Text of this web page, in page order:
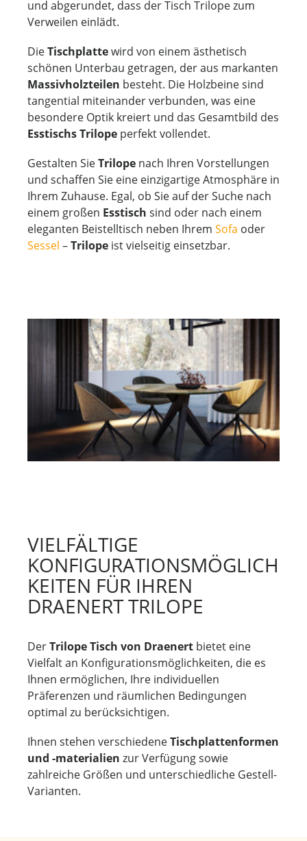
und abgerundet, dass der Tisch Trilope zum
Verweilen einlädt.
DieTischplattewird von einem ästhetisch
schönen Unterbau getragen, der aus markanten
Massivholzteilen besteht. Die Holzbeine sind
tangential miteinander verbunden, was eine
besondere Optik kreiert und das Gesamtbild des
Esstischs Trilope perfekt vollendet.
Gestalten SieTrilope nach Ihren Vorstellungen
und schaffen Sie eine einzigartige Atmosphäre in
Ihrem Zuhause. Egal, ob Sie auf der Suche nach
einem großen Esstisch sind oder nach einem
eleganten Beistelltisch neben Ihrem Sofa oder
Sessel –Trilope ist vielseitig einsetzbar.
VIELFÄLTIGE
KONFIGURATIONSMÖGLICH
KEITEN FÜR IHREN
DRAENERT TRILOPE
DerTrilope Tisch von Draenert bietet eine
Vielfalt an Konfigurationsmöglichkeiten, die es
Ihnen ermöglichen, Ihre individuellen
Präferenzen und räumlichen Bedingungen
optimal zu berücksichtigen.
Ihnen stehen verschiedeneTischplattenformen
und -materialien zur Verfügung sowie
zahlreiche Größen und unterschiedliche Gestell-
Varianten.